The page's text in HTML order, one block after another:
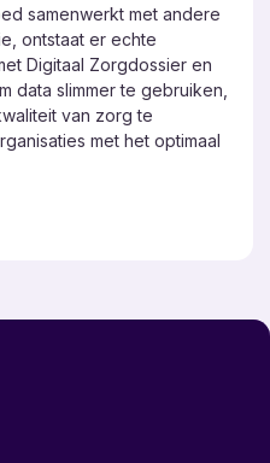
samenwerkt met andere
ontstaat er echte
Digitaal Zorgdossier en
data slimmer te gebruiken,
van zorg te
met het optimaal